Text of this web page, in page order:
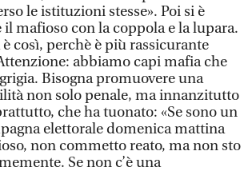
le istituzioni stesse». Poi si è
mafioso con la coppola e la lupara.
così, perchè è più rassicurante
abbiamo capi mafia che
Bisogna promuovere una
non solo penale, ma innanzitutto
che ha tuonato: «Se sono un
elettorale domenica mattina
non commetto reato, ma non sto
Se non c’è una